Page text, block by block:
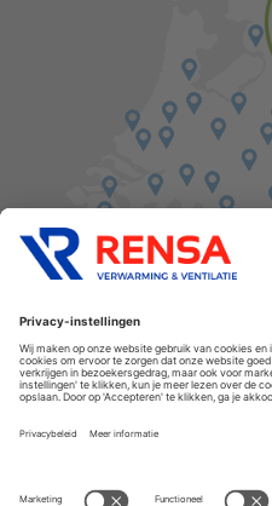
Cookies
Privacyverklaring
Disclaimer